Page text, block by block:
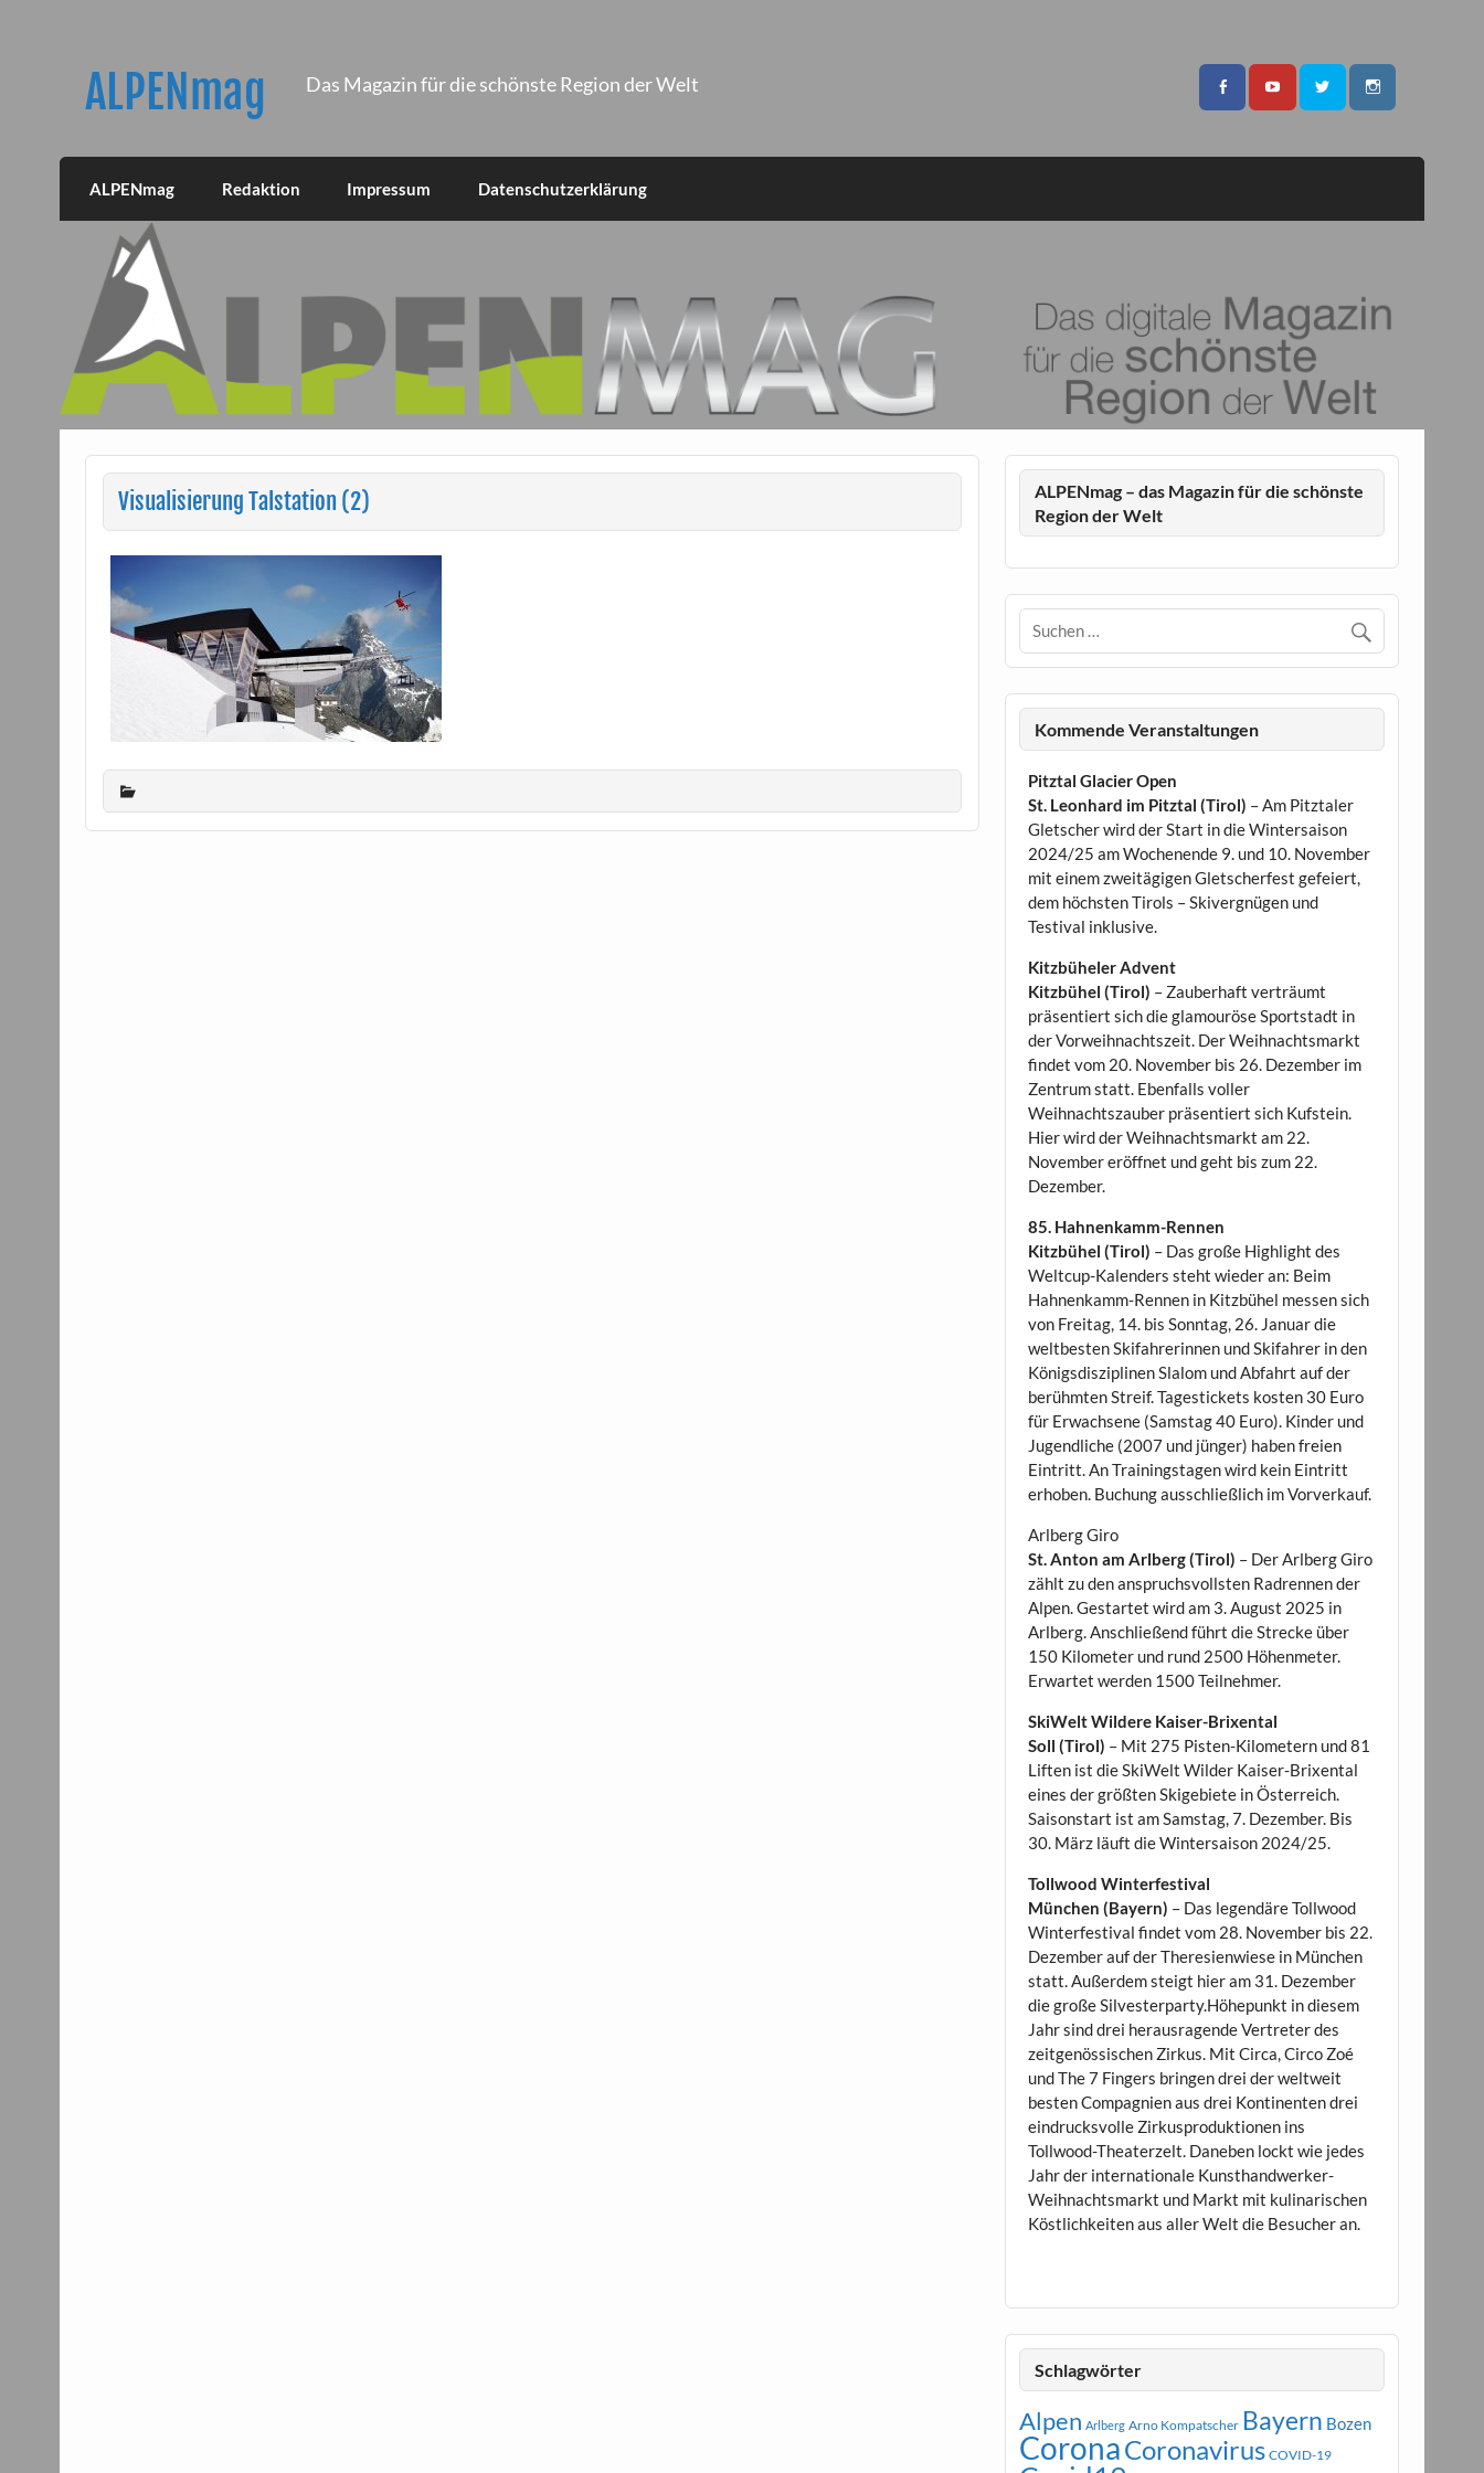
ALPENmag Das Magazin für die schönste Region der Welt
ALPENmag Redaktion Impressum Datenschutzerklärung
Visualisierung Talstation (2)
ALPENmag – das Magazin für die schönste
Region der Welt
Kommende Veranstaltungen
Pitztal Glacier Open
St. Leonhard im Pitztal (Tirol) – Am Pitztaler
Gletscher wird der Start in die Wintersaison
2024/25 am Wochenende 9. und 10. November
mit einem zweitägigen Gletscherfest gefeiert,
dem höchsten Tirols – Skivergnügen und
Testival inklusive.
Kitzbüheler Advent
Kitzbühel (Tirol) – Zauberhaft verträumt
präsentiert sich die glamouröse Sportstadt in
der Vorweihnachtszeit. Der Weihnachtsmarkt
findet vom 20. November bis 26. Dezember im
Zentrum statt. Ebenfalls voller
Weihnachtszauber präsentiert sich Kufstein.
Hier wird der Weihnachtsmarkt am 22.
November eröffnet und geht bis zum 22.
Dezember.
85. Hahnenkamm-Rennen
Kitzbühel (Tirol) – Das große Highlight des
Weltcup-Kalenders steht wieder an: Beim
Hahnenkamm-Rennen in Kitzbühel messen sich
von Freitag, 14. bis Sonntag, 26. Januar die
weltbesten Skifahrerinnen und Skifahrer in den
Königsdisziplinen Slalom und Abfahrt auf der
berühmten Streif. Tagestickets kosten 30 Euro
für Erwachsene (Samstag 40 Euro). Kinder und
Jugendliche (2007 und jünger) haben freien
Eintritt. An Trainingstagen wird kein Eintritt
erhoben. Buchung ausschließlich im Vorverkauf.
Arlberg Giro
St. Anton am Arlberg (Tirol) – Der Arlberg Giro
zählt zu den anspruchsvollsten Radrennen der
Alpen. Gestartet wird am 3. August 2025 in
Arlberg. Anschließend führt die Strecke über
150 Kilometer und rund 2500 Höhenmeter.
Erwartet werden 1500 Teilnehmer.
SkiWelt Wildere Kaiser-Brixental
Soll (Tirol) – Mit 275 Pisten-Kilometern und 81
Liften ist die SkiWelt Wilder Kaiser-Brixental
eines der größten Skigebiete in Österreich.
Saisonstart ist am Samstag, 7. Dezember. Bis
30. März läuft die Wintersaison 2024/25.
Tollwood Winterfestival
München (Bayern) – Das legendäre Tollwood
Winterfestival findet vom 28. November bis 22.
Dezember auf der Theresienwiese in München
statt. Außerdem steigt hier am 31. Dezember
die große Silvesterparty.Höhepunkt in diesem
Jahr sind drei herausragende Vertreter des
zeitgenössischen Zirkus. Mit Circa, Circo Zoé
und The 7 Fingers bringen drei der weltweit
besten Compagnien aus drei Kontinenten drei
eindrucksvolle Zirkusproduktionen ins
Tollwood-Theaterzelt. Daneben lockt wie jedes
Jahr der internationale Kunsthandwerker-
Weihnachtsmarkt und Markt mit kulinarischen
Köstlichkeiten aus aller Welt die Besucher an.
Schlagwörter
Alpen Arlberg Arno Kompatscher Bayern Bozen
CoronaCoronavirus COVID-19